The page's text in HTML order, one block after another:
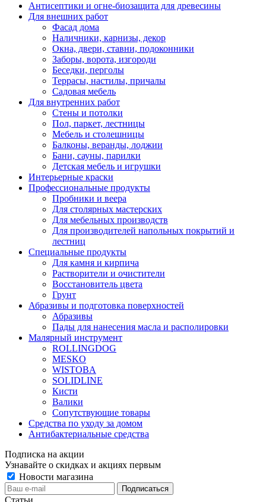
Антисептики и огне-биозащита для древесины
Для внешних работ
Фасад дома
Наличники, карнизы, декор
Окна, двери, ставни, подоконники
Заборы, ворота, изгороди
Беседки, перголы
Террасы, настилы, причалы
Садовая мебель
Для внутренних работ
Стены и потолки
Пол, паркет, лестницы
Мебель и столешницы
Балконы, веранды, лоджии
Бани, сауны, парилки
Детская мебель и игрушки
Интерьерные краски
Профессиональные продукты
Пробники и веера
Для столярных мастерских
Для мебельных производств
Для производителей напольных покрытий и
лестниц
Специальные продукты
Для камня и кирпича
Растворители и очистители
Восстановитель цвета
Грунт
Абразивы и подготовка поверхностей
Абразивы
Пады для нанесения масла и располировки
Малярный инструмент
ROLLINGDOG
MESKO
WISTOBA
SOLIDLINE
Кисти
Валики
Сопутствующие товары
Средства по уходу за домом
Антибактериальные средства
Подписка на акции
Узнавайте о скидках и акциях первым
Новости магазина